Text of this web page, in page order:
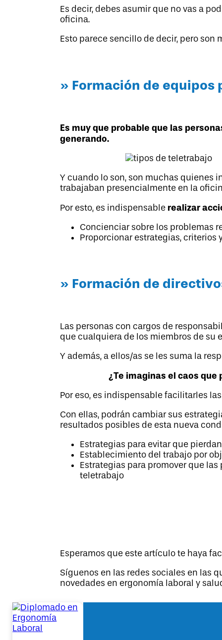
Es decir, debes asumir que no vas a
oficina.
Esto parece sencillo de decir, pero
» Formación de
Es muy que probable que las
generando.
Y cuando lo son, son muchas quienes
trabajaban presencialmente en la
Por esto, es indispensable realizar
Concienciar sobre los problemas
Proporcionar estrategias, criterios
» Formación de
Las personas con cargos de
que cualquiera de los miembros de su
Y además, a ellos/as se les suma la
¿Te imaginas el caos
Por eso, es indispensable facilitarles
Con ellas, podrán cambiar sus
resultados posibles de esta nueva
Estrategias para evitar que
Establecimiento del trabajo por
Estrategias para promover que
teletrabajo
Esperamos que este artículo te haya
Síguenos en las redes sociales en las
novedades en ergonomía laboral y